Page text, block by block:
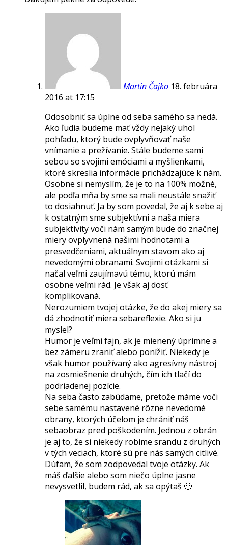
Martin Čajko 18. februára
2016 at 17:15
Odosobniť sa úplne od seba samého sa nedá.
Ako ľudia budeme mať vždy nejaký uhol
pohľadu, ktorý bude ovplyvňovať naše
vnímanie a prežívanie. Stále budeme sami
sebou so svojimi emóciami a myšlienkami,
ktoré skreslia informácie prichádzajúce k nám.
Osobne si nemyslím, že je to na 100% možné,
ale podľa mňa by sme sa mali neustále snažiť
to dosiahnuť. Ja by som povedal, že aj k sebe aj
k ostatným sme subjektívni a naša miera
subjektivity voči nám samým bude do značnej
miery ovplyvnená našimi hodnotami a
presvedčeniami, aktuálnym stavom ako aj
nevedomými obranami. Svojimi otázkami si
načal veľmi zaujímavú tému, ktorú mám
osobne veľmi rád. Je však aj dosť
komplikovaná.
Nerozumiem tvojej otázke, že do akej miery sa
dá zhodnotiť miera sebareflexie. Ako si ju
myslel?
Humor je veľmi fajn, ak je mienený úprimne a
bez zámeru zraniť alebo ponížiť. Niekedy je
však humor používaný ako agresívny nástroj
na zosmiešnenie druhých, čím ich tlačí do
podriadenej pozície.
Na seba často zabúdame, pretože máme voči
sebe samému nastavené rôzne nevedomé
obrany, ktorých účelom je chrániť náš
sebaobraz pred poškodením. Jednou z obrán
je aj to, že si niekedy robíme srandu z druhých
v tých veciach, ktoré sú pre nás samých citlivé.
Dúfam, že som zodpovedal tvoje otázky. Ak
máš ďalšie alebo som niečo úplne jasne
nevysvetlil, budem rád, ak sa opýtaš 🙂